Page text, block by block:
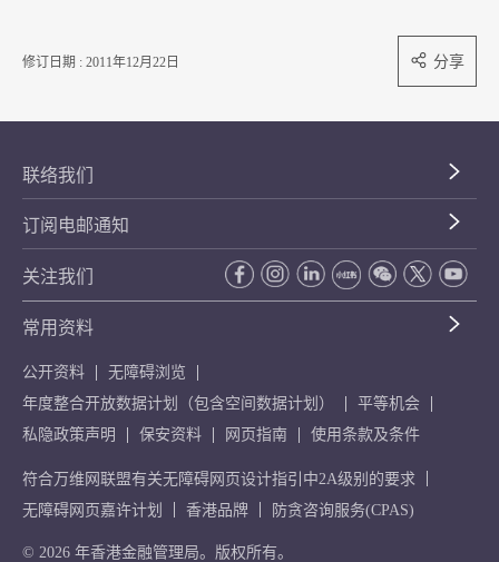
修订日期 : 2011年12月22日 分享
联络我们
订阅电邮通知
关注我们
常用资料
公开资料
无障碍浏览
年度整合开放数据计划（包含空间数据计划）
平等机会
私隐政策声明
保安资料 网页指南 使用条款及条件
符合万维网联盟有关无障碍网页设计指引中2A级别的要求
无障碍网页嘉许计划
香港品牌 防贪咨询服务(CPAS)
© 2026 年香港金融管理局。版权所有。